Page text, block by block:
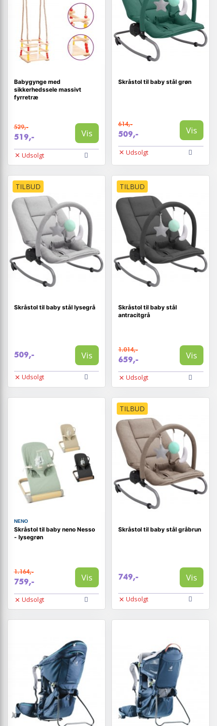
Babygynge med
sikkerhedssele massivt
fyrretræ
529,-
519,- Vis
Udsolgt
Skråstol til baby stål grøn
614,-
509,- Vis
Udsolgt
TILBUD
Skråstol til baby stål lysegrå
509,- Vis
Udsolgt
TILBUD
Skråstol til baby stål
antracitgrå
1.014,-
659,- Vis
Udsolgt
NENO
Skråstol til baby neno Nesso
- lysegrøn
1.164,-
759,- Vis
Udsolgt
TILBUD
Skråstol til baby stål gråbrun
749,- Vis
Udsolgt